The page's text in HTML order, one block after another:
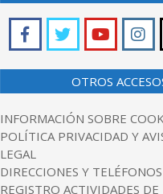
OTROS
INFORMACIÓN SOBRE
POLÍTICA PRIVACIDAD Y
LEGAL
DIRECCIONES Y TELÉFONOS
REGISTRO ACTIVIDADES DE